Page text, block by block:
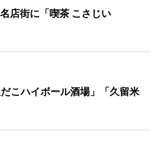
店街に「喫茶 こさじい
こハイボール酒場」「久留米